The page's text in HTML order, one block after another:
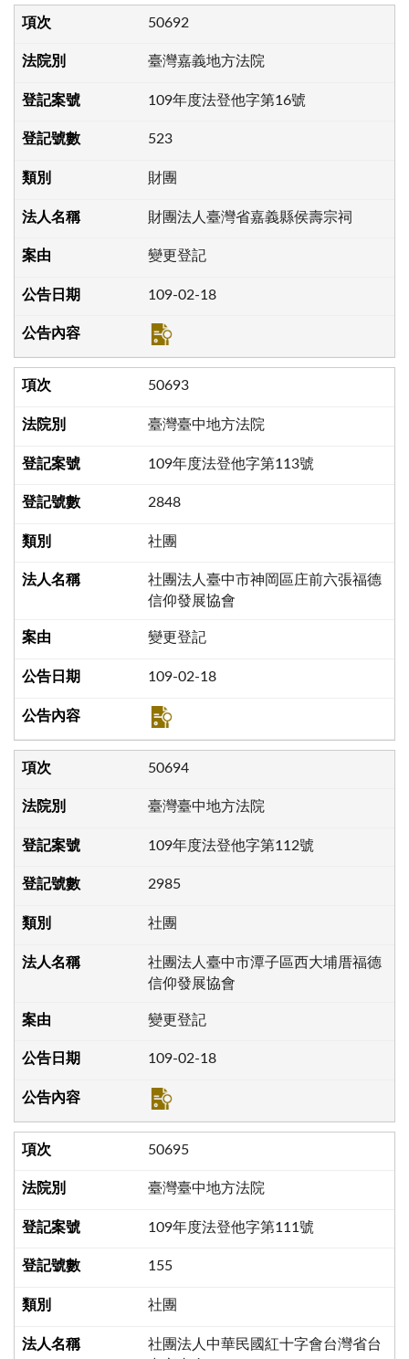
50692
臺灣嘉義地方法院
109年度法登他字第16號
523
財團
財團法人臺灣省嘉義縣侯壽宗祠
變更登記
109-02-18
50693
臺灣臺中地方法院
109年度法登他字第113號
2848
社團
社團法人臺中市神岡區庄前六張福德
信仰發展協會
變更登記
109-02-18
50694
臺灣臺中地方法院
109年度法登他字第112號
2985
社團
社團法人臺中市潭子區西大埔厝福德
信仰發展協會
變更登記
109-02-18
50695
臺灣臺中地方法院
109年度法登他字第111號
155
社團
社團法人中華民國紅十字會台灣省台